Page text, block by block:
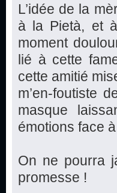
L’idée de la
à la Pietà, et
moment
lié à cette
cette amitié
m’en-foutiste
masque
émotions face
On ne pourra
promesse !